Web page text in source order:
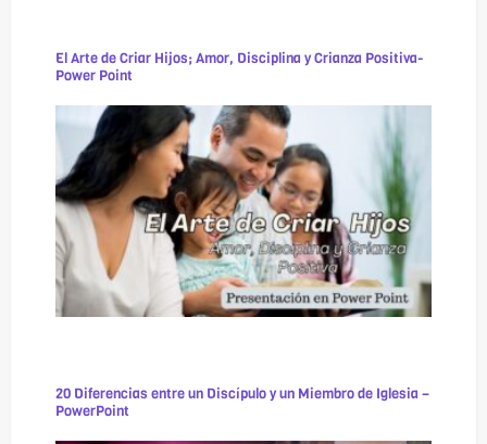
El Arte de Criar Hijos; Amor, Disciplina y Crianza Positiva-
Power Point
20 Diferencias entre un Discípulo y un Miembro de Iglesia –
PowerPoint